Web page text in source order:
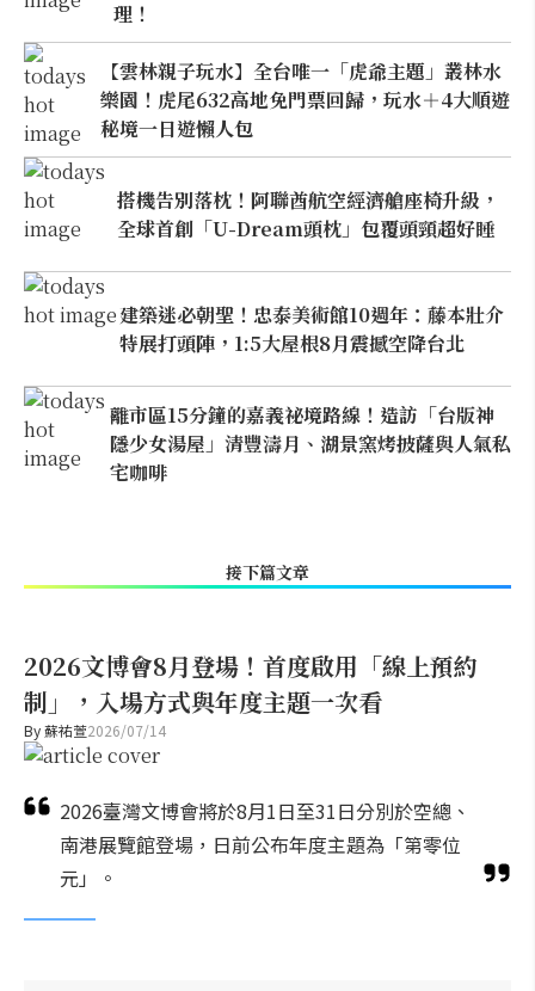
理！
【雲林親子玩水】全台唯一「虎爺主題」叢林水
樂園！虎尾632高地免門票回歸，玩水＋4大順遊
秘境一日遊懶人包
搭機告別落枕！阿聯酋航空經濟艙座椅升級，
全球首創「U-Dream頭枕」包覆頭頸超好睡
建築迷必朝聖！忠泰美術館10週年：藤本壯介
特展打頭陣，1:5大屋根8月震撼空降台北
離市區15分鐘的嘉義祕境路線！造訪「台版神
隱少女湯屋」清豐濤月、湖景窯烤披薩與人氣私
宅咖啡
接下篇文章
2026文博會8月登場！首度啟用「線上預約
制」，入場方式與年度主題一次看
By蘇祐萱2026/07/14
2026臺灣文博會將於8月1日至31日分別於空總、
南港展覽館登場，日前公布年度主題為「第零位
元」。